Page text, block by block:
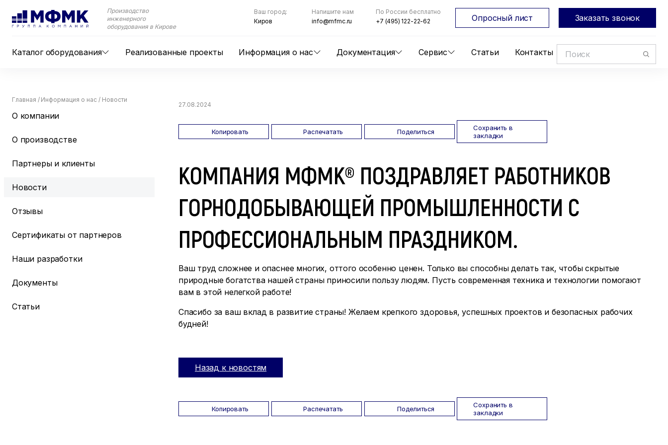
Производство
инженерного
оборудования в Кирове
Каталог оборудования Реализованные проекты Информация о нас Документация Сервис Статьи Контакты
Ваш город:
Киров
Напишите нам
info@mfmc.ru
По России бесплатно
+7 (495) 122-22-62
Опросный лист Заказать звонок
Главная / Информация о нас / Новости
О компании
О производстве
Партнеры и клиенты
Новости
Отзывы
Сертификаты от партнеров
Наши разработки
Документы
Статьи
27.08.2024
Копировать Распечатать Поделиться
Сохранить в
закладки
КОМПАНИЯ МФМК® ПОЗДРАВЛЯЕТ РАБОТНИКОВ
ГОРНОДОБЫВАЮЩЕЙ ПРОМЫШЛЕННОСТИ С
ПРОФЕССИОНАЛЬНЫМ ПРАЗДНИКОМ.
Ваш труд сложнее и опаснее многих, оттого особенно ценен. Только вы способны делать так, чтобы скрытые
природные богатства нашей страны приносили пользу людям. Пусть современная техника и технологии помогают
вам в этой нелегкой работе!
Спасибо за ваш вклад в развитие страны! Желаем крепкого здоровья, успешных проектов и безопасных рабочих
будней!
Назад к новостям
Копировать Распечатать Поделиться
Сохранить в
закладки